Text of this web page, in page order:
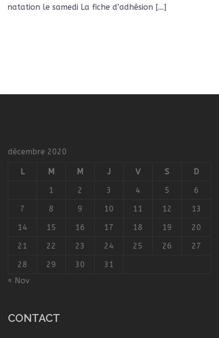
natation le samedi La fiche d’adhésion […]
décembre 2020
L M M J V S
D
1
2 3 4 5
6
7
8 9 10 11 12
13
14
15 16 17 18 19
20
21
22 23 24 25 26
27
28
29 30
31
« Nov
CONTACT